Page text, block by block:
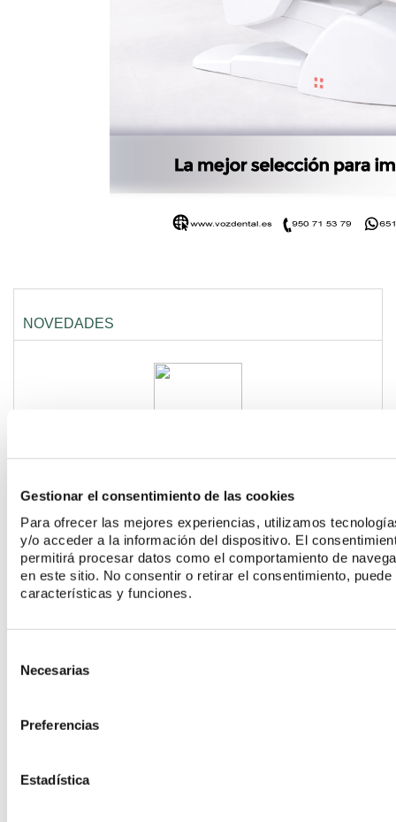
Gestionar el consentimiento de las cookies
Para ofrecer las mejores experiencias, utilizamos
y/o acceder a la información del dispositivo. El
permitirá procesar datos como el comportamiento de
en este sitio. No consentir o retirar el consentimiento,
características y funciones.
Selection
Necesarias
Preferencias
Estadística
NOVEDADES
EXPODENTAL 2026: EL IMPULSO DEFINITIVO HACIA LA ODONTOLOGÍA
VER MAS